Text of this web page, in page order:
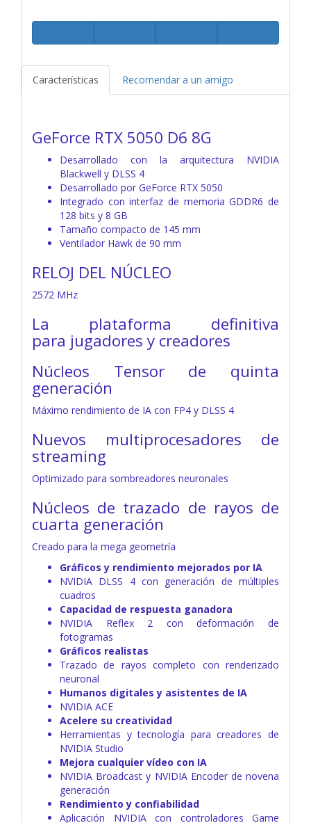
Características Recomendar a un amigo
GeForce RTX 5050 D6 8G
Desarrollado con la arquitectura NVIDIA
Blackwell y DLSS 4
Desarrollado por GeForce RTX 5050
Integrado con interfaz de memoria GDDR6 de
128 bits y 8 GB
Tamaño compacto de 145 mm
Ventilador Hawk de 90 mm
RELOJ DEL NÚCLEO
2572 MHz
La plataforma definitiva
para jugadores y creadores
Núcleos Tensor de quinta
generación
Máximo rendimiento de IA con FP4 y DLSS 4
Nuevos multiprocesadores de
streaming
Optimizado para sombreadores neuronales
Núcleos de trazado de rayos de
cuarta generación
Creado para la mega geometría
Gráficos y rendimiento mejorados por IA
NVIDIA DLSS 4 con generación de múltiples
cuadros
Capacidad de respuesta ganadora
NVIDIA Reflex 2 con deformación de
fotogramas
Gráficos realistas
Trazado de rayos completo con renderizado
neuronal
Humanos digitales y asistentes de IA
NVIDIA ACE
Acelere su creatividad
Herramientas y tecnología para creadores de
NVIDIA Studio
Mejora cualquier vídeo con IA
NVIDIA Broadcast y NVIDIA Encoder de novena
generación
Rendimiento y confiabilidad
Aplicación NVIDIA con controladores Game